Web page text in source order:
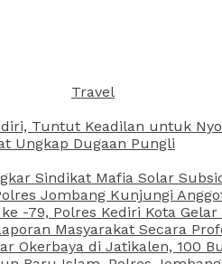
Travel
Tuntut Keadilan untuk
Ungkap Dugaan Pungli
Sindikat Mafia Solar
Jombang Kunjungi
-79, Polres Kediri Kota
Masyarakat Secara
Okerbaya di Jatikalen, 100